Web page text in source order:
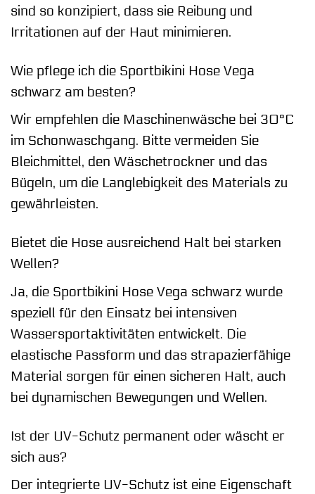
sind so konzipiert, dass sie Reibung und
Irritationen auf der Haut minimieren.
Wie pflege ich die Sportbikini Hose Vega
schwarz am besten?
Wir empfehlen die Maschinenwäsche bei 30°C
im Schonwaschgang. Bitte vermeiden Sie
Bleichmittel, den Wäschetrockner und das
Bügeln, um die Langlebigkeit des Materials zu
gewährleisten.
Bietet die Hose ausreichend Halt bei starken
Wellen?
Ja, die Sportbikini Hose Vega schwarz wurde
speziell für den Einsatz bei intensiven
Wassersportaktivitäten entwickelt. Die
elastische Passform und das strapazierfähige
Material sorgen für einen sicheren Halt, auch
bei dynamischen Bewegungen und Wellen.
Ist der UV-Schutz permanent oder wäscht er
sich aus?
Der integrierte UV-Schutz ist eine Eigenschaft